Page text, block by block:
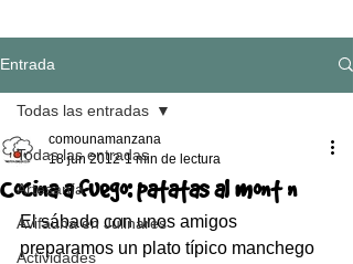
Entrada
Todas las entradas
Artesanía
Avifauna en Julinares
Actividades
Todas las entradas
Cocina a fuego: patatas al montón
comounamanzana
18 jun 2012 1 min de lectura
El sábado con unos amigos
preparamos un plato típico manchego